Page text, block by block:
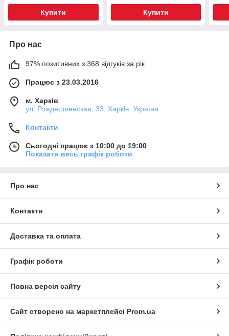
Купити Купити
Про нас
97% позитивних з 368 відгуків за рік
Працює з 23.03.2016
м. Харків
ул. Рождественская, 33, Харків, Україна
Контакти
Сьогодні працює з 10:00 до 19:00
Показати весь графік роботи
Про нас
Контакти
Доставка та оплата
Графік роботи
Повна версія сайту
Сайт створено на маркетплейсі Prom.ua